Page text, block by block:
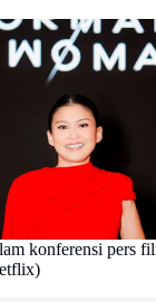
konferensi pers